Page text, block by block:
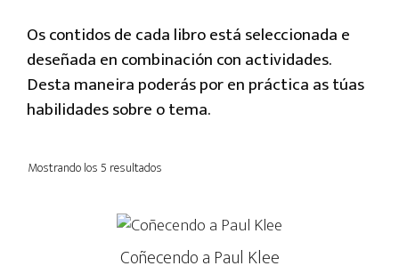
Os contidos de cada libro está seleccionada e
deseñada en combinación con actividades.
Desta maneira poderás por en práctica as túas
habilidades sobre o tema.
Mostrando los 5 resultados
Coñecendo a Paul Klee